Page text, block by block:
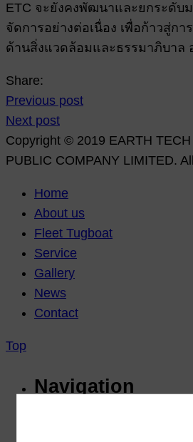
ETC จะยังคงพัฒนาและยกระดับ
จัดการอย่างต่อเนื่อง เพื่อก้าวสู่กา
ด้านสิ่งแวดล้อมและธรรมาภิบาล
Share:
Previous post
Next post
Copyright © 2019 EARTH
PUBLIC COMPANY LIMITED.
Home
About us
Fleet Tugboat
Service
Gallery
News
Contact
Top
Navigation